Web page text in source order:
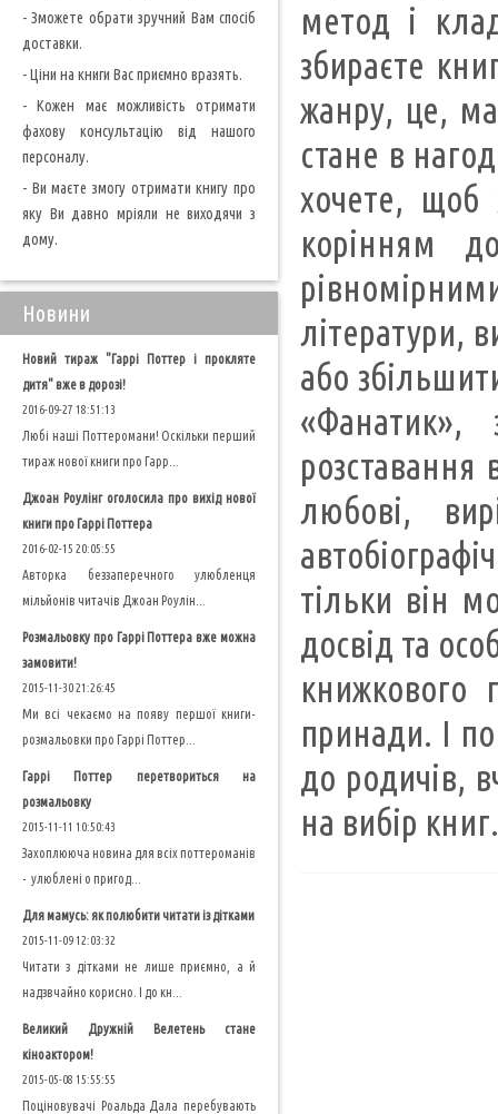
метод і
збираєте
жанру, це,
стане в
хочете, щоб
корінням
літератури,
або
розставання
любові,
тільки він
досвід та
книжкового
принади. І
до родичів,
на вибір книг.
- Зможете обрати зручний Вам спосіб
доставки.
- Ціни на книги Вас приємно вразять.
- Кожен має можливість отримати
фахову консультацію від нашого
персоналу.
- Ви маєте змогу отримати книгу про
яку Ви давно мріяли не виходячи з
дому.
Новини
Новий тираж "Гаррі Поттер і прокляте
дитя" вже в дорозі!
2016-09-27 18:51:13
Любі наші Поттеромани! Оскільки перший
тираж нової книги про Гарр...
Джоан Роулінг оголосила про вихід нової
книги про Гаррі Поттера
2016-02-15 20:05:55
Авторка беззаперечного улюбленця
мільйонів читачів Джоан Роулін...
Розмальовку про Гаррі Поттера вже можна
замовити!
2015-11-30 21:26:45
Ми всі чекаємо на появу першої книги-
розмальовки про Гаррі Поттер...
Гаррі Поттер перетвориться на
розмальовку
2015-11-11 10:50:43
Захоплююча новина для всіх поттероманів
- улюблені о пригод...
Для мамусь: як полюбити читати із дітками
2015-11-09 12:03:32
Читати з дітками не лише приємно, а й
надзвчайно корисно. І до кн...
Великий Дружній Велетень стане
кіноактором!
2015-05-08 15:55:55
Поціновувачі Роальда Дала перебувають